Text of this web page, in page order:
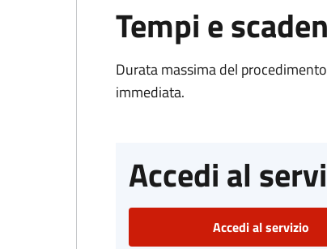
Tempi e
Durata massima del
immediata.
Accedi al
Accedi al servizio